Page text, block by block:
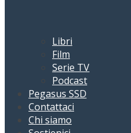
Libri
Film
Serie TV
Podcast
Pegasus SSD
Contattaci
Chi siamo